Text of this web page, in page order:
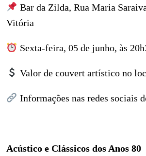
Bar da Zilda, Rua Maria
Vitória
Sexta-feira, 05 de junho, às
Valor de couvert artístico no
Informações nas redes sociais
Acústico e Clássicos dos Anos 80